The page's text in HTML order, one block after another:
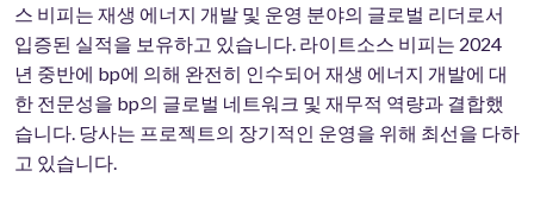
스 비피는 재생 에너지 개발 및 운영 분야의 글로벌 리더로서
입증된 실적을 보유하고 있습니다. 라이트소스 비피는 2024
년 중반에 bp에 의해 완전히 인수되어 재생 에너지 개발에 대
한 전문성을 bp의 글로벌 네트워크 및 재무적 역량과 결합했
습니다. 당사는 프로젝트의 장기적인 운영을 위해 최선을 다하
고 있습니다.